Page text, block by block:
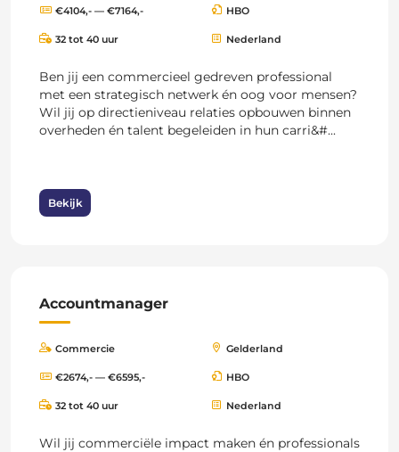
€4104,- — €7164,- HBO
32 tot 40 uur Nederland
Ben jij een commercieel gedreven professional
met een strategisch netwerk én oog voor mensen?
Wil jij op directieniveau relaties opbouwen binnen
overheden én talent begeleiden in hun carri&#...
Bekijk
Accountmanager
Commercie Gelderland
€2674,- — €6595,- HBO
32 tot 40 uur Nederland
Wil jij commerciële impact maken én professionals